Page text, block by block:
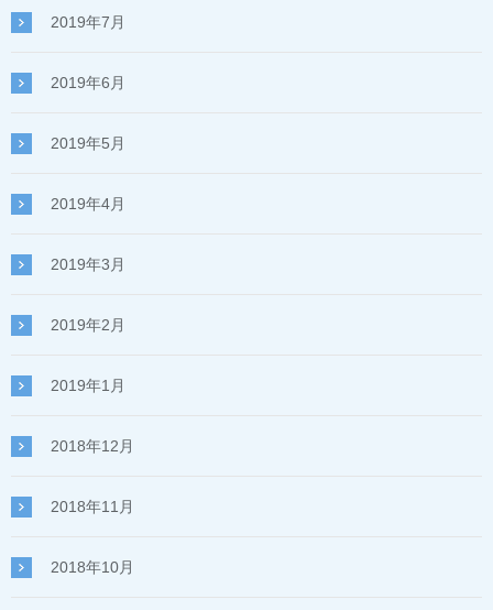
2019年7月
2019年6月
2019年5月
2019年4月
2019年3月
2019年2月
2019年1月
2018年12月
2018年11月
2018年10月